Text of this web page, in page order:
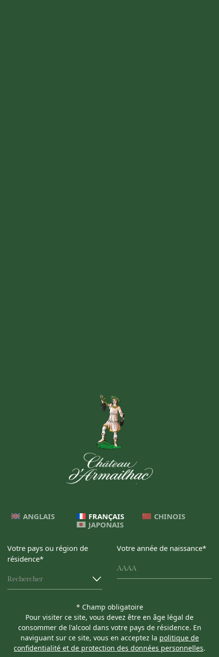
ANGLAIS FRANÇAIS
CHINOIS
JAPONAIS
Votre pays ou région de
résidence*
Rechercher
Votre année de naissance*
* Champ obligatoire
Pour visiter ce site, vous devez être en âge légal de
consommer de l'alcool dans votre pays de résidence. En
naviguant sur ce site, vous en acceptez la politique de
confidentialité et de protection des données personnelles.